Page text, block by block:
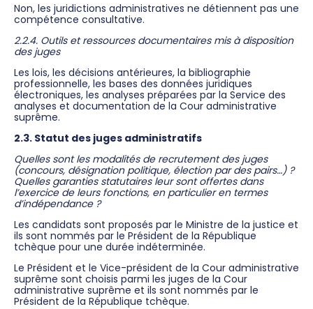
Non, les juridictions administratives ne détiennent pas une
compétence consultative.
2.2.4. Outils et ressources documentaires mis à disposition
des juges
Les lois, les décisions antérieures, la bibliographie
professionnelle, les bases des données juridiques
électroniques, les analyses préparées par la Service des
analyses et documentation de la Cour administrative
suprême.
2.3. Statut des juges administratifs
Quelles sont les modalités de recrutement des juges
(concours, désignation politique, élection par des pairs…) ?
Quelles garanties statutaires leur sont offertes dans
l’exercice de leurs fonctions, en particulier en termes
d’indépendance ?
Les candidats sont proposés par le Ministre de la justice et
ils sont nommés par le Président de la République
tchèque pour une durée indéterminée.
Le Président et le Vice-président de la Cour administrative
suprême sont choisis parmi les juges de la Cour
administrative suprême et ils sont nommés par le
Président de la République tchèque.